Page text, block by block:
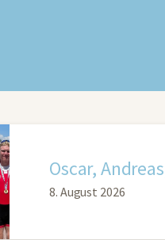
Oscar,
8. August 2026